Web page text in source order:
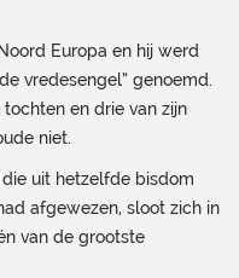
Europa en hij werd
vredesengel” genoemd.
en drie van zijn
niet.
uit hetzelfde bisdom
afgewezen, sloot zich in
van de grootste